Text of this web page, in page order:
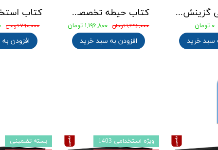
۱,۱۰۰,۰۰۰ تومان
افزودن
جزوه طلایی میثاق نامه شهید حاج قاسم سلیمانی بهمراه نمونه سوالات با پاسخنامه تشریحی
۰ تومان ۰ تومان
افزودن به سبد خرید
کتاب 3500 تست طلایی آموزگار ابتدایی ( 3حیطه عمومی ، اختصاصی و تخصصی ) انتشارات آرسا
۱,۰۸۰,۸۰۰ تومان
سبد خرید
بسته تضمینی
بسته تضمینی